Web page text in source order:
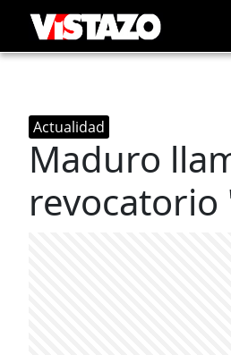
Actualidad
Maduro
revocatorio